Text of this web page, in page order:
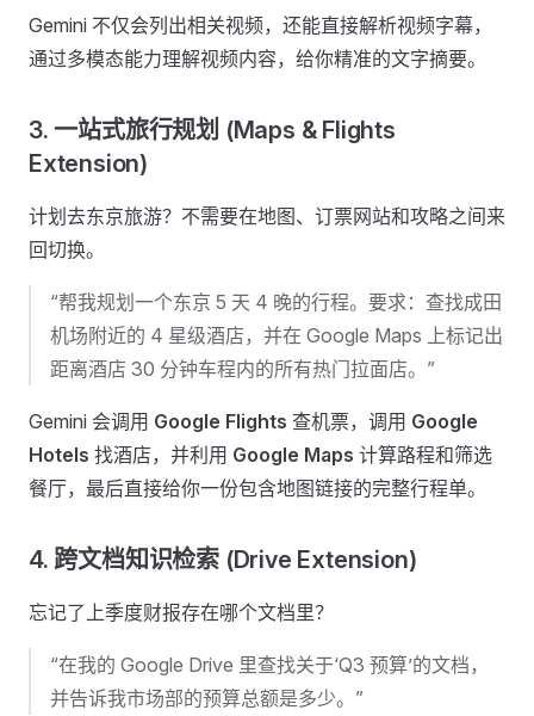
Gemini 不仅会列出相关视频，还能直接解析视频字幕，
通过多模态能力理解视频内容，给你精准的文字摘要。
3. 一站式旅行规划 (Maps & Flights
Extension)
计划去东京旅游？不需要在地图、订票网站和攻略之间来
回切换。
“帮我规划一个东京 5 天 4 晚的行程。要求：查找成田
机场附近的 4 星级酒店，并在 Google Maps 上标记出
距离酒店 30 分钟车程内的所有热门拉面店。”
Gemini 会调用 Google Flights 查机票，调用 Google
Hotels 找酒店，并利用 Google Maps 计算路程和筛选
餐厅，最后直接给你一份包含地图链接的完整行程单。
4. 跨文档知识检索 (Drive Extension)
忘记了上季度财报存在哪个文档里？
“在我的 Google Drive 里查找关于‘Q3 预算’的文档，
并告诉我市场部的预算总额是多少。”